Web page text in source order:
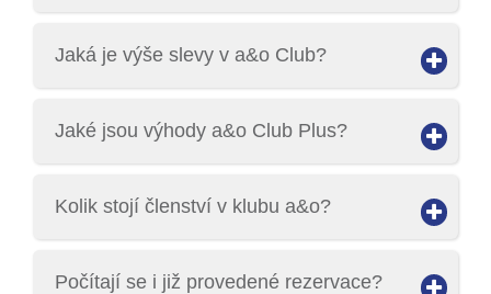
Jaká je výše slevy v a&o Club?
Jaké jsou výhody a&o Club Plus?
Kolik stojí členství v klubu a&o?
Počítají se i již provedené rezervace?